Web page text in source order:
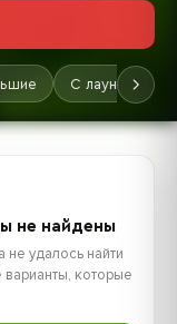
С лаунчером
не найдены
удалось найти
которые